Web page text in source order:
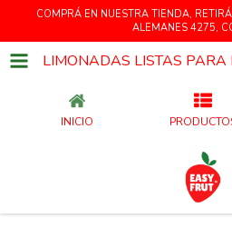
COMPRÁ EN NUESTRA TIENDA,
ALEMANES 4275,
INICIO